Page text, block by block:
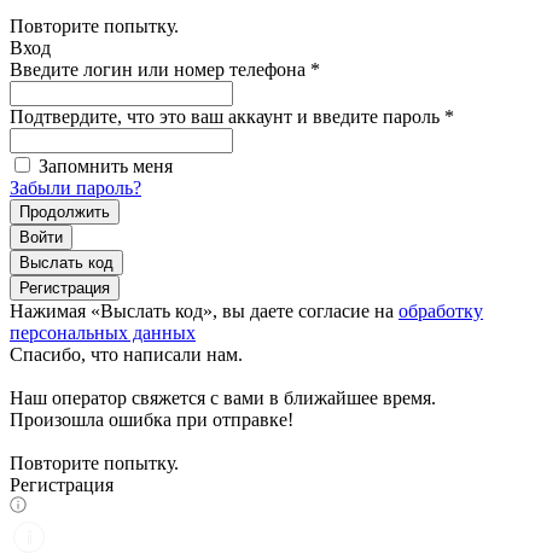
Повторите попытку.
Вход
Введите логин или номер телефона *
Подтвердите, что это ваш аккаунт и введите пароль *
Запомнить меня
Забыли пароль?
Продолжить
Войти
Выслать код
Регистрация
Нажимая «Выслать код», вы даете согласие на обработку
персональных данных
Спасибо, что написали нам.
Наш оператор свяжется с вами в ближайшее время.
Произошла ошибка при отправке!
Повторите попытку.
Регистрация